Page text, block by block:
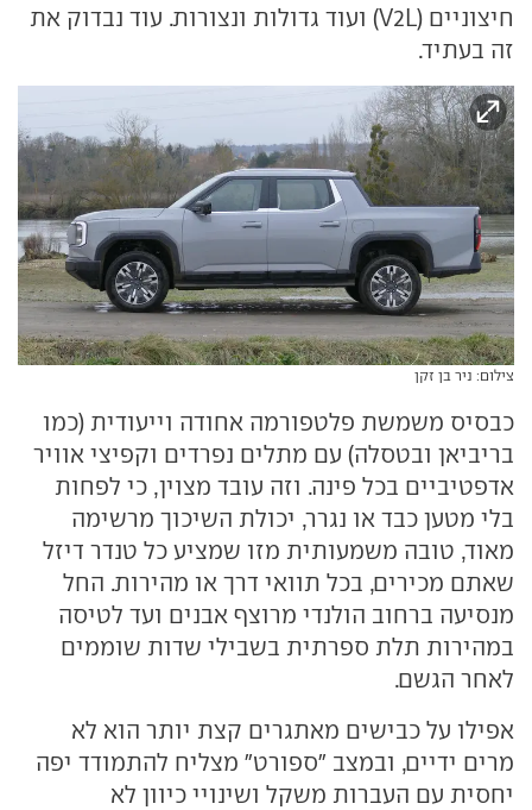
חיצוניים (V2L) ועוד גדולות ונצורות. עוד נבדוק את
זה בעתיד.
צילום: ניר בן זקן
כבסיס משמשת פלטפורמה אחודה וייעודית (כמו
בריביאן ובטסלה) עם מתלים נפרדים וקפיצי אוויר
אדפטיביים בכל פינה. וזה עובד מצוין, כי לפחות
בלי מטען כבד או נגרר, יכולת השיכוך מרשימה
מאוד, טובה משמעותית מזו שמציע כל טנדר דיזל
שאתם מכירים, בכל תוואי דרך או מהירות. החל
מנסיעה ברחוב הולנדי מרוצף אבנים ועד לטיסה
במהירות תלת ספרתית בשבילי שדות שוממים
לאחר הגשם.
אפילו על כבישים מאתגרים קצת יותר הוא לא
מרים ידיים, ובמצב "ספורט" מצליח להתמודד יפה
יחסית עם העברות משקל ושינויי כיוון לא